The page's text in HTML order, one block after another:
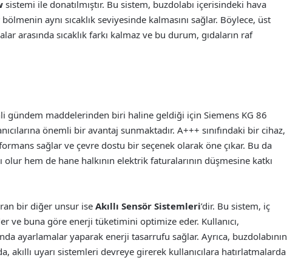
sistemi ile donatılmıştır. Bu sistem, buzdolabı içerisindeki hava
aynı sıcaklık seviyesinde kalmasını sağlar. Böylece, üst
arasında sıcaklık farkı kalmaz ve bu durum, gıdaların raf
gündem maddelerinden biri haline geldiği için Siemens KG 86
önemli bir avantaj sunmaktadır. A+++ sınıfındaki bir cihaz,
sağlar ve çevre dostu bir seçenek olarak öne çıkar. Bu da
olur hem de hane halkının elektrik faturalarının düşmesine katkı
bir diğer unsur ise Akıllı Sensör Sistemleri’dir. Bu sistem, iç
ve buna göre enerji tüketimini optimize eder. Kullanıcı,
ayarlamalar yaparak enerji tasarrufu sağlar. Ayrıca, buzdolabının
akıllı uyarı sistemleri devreye girerek kullanıcılara hatırlatmalarda